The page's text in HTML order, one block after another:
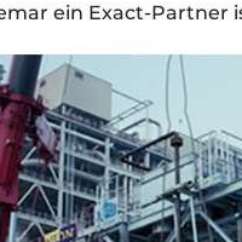
ein Exact-Partner